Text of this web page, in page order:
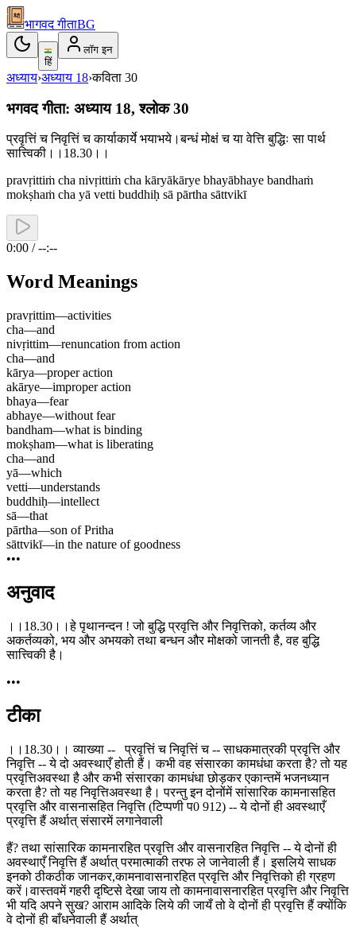
भागवद गीताBG
हिं
लॉग इन
अध्याय›अध्याय 18›कविता 30
भगवद गीता: अध्याय 18, श्लोक 30
प्रवृत्तिं च निवृत्तिं च कार्याकार्ये भयाभये।बन्धं मोक्षं च या वेत्ति बुद्धिः सा पार्थ
सात्त्विकी।।18.30।।
pravṛittiṁ cha nivṛittiṁ cha kāryākārye bhayābhaye bandhaṁ
mokṣhaṁ cha yā vetti buddhiḥ sā pārtha sāttvikī
0:00 / --:--
Word Meanings
pravṛittim—activities
cha—and
nivṛittim—renuncation from action
cha—and
kārya—proper action
akārye—improper action
bhaya—fear
abhaye—without fear
bandham—what is binding
mokṣham—what is liberating
cha—and
yā—which
vetti—understands
buddhiḥ—intellect
sā—that
pārtha—son of Pritha
sāttvikī—in the nature of goodness
•••
अनुवाद
।।18.30।।हे पृथानन्दन ! जो बुद्धि प्रवृत्ति और निवृत्तिको, कर्तव्य और
अकर्तव्यको, भय और अभयको तथा बन्धन और मोक्षको जानती है, वह बुद्धि
सात्त्विकी है।
•••
टीका
।।18.30।। व्याख्या -- प्रवृत्तिं च निवृत्तिं च -- साधकमात्रकी प्रवृत्ति और
निवृत्ति -- ये दो अवस्थाएँ होती हैं। कभी वह संसारका कामधंधा करता है? तो यह
प्रवृत्तिअवस्था है और कभी संसारका कामधंधा छोड़कर एकान्तमें भजनध्यान
करता है? तो यह निवृत्तिअवस्था है। परन्तु इन दोनोंमें सांसारिक कामनासहित
प्रवृत्ति और वासनासहित निवृत्ति (टिप्पणी प0 912) -- ये दोनों ही अवस्थाएँ
प्रवृत्ति हैं अर्थात् संसारमें लगानेवाली
हैं? तथा सांसारिक कामनारहित प्रवृत्ति और वासनारहित निवृत्ति -- ये दोनों ही
अवस्थाएँ निवृत्ति हैं अर्थात् परमात्माकी तरफ ले जानेवाली हैं। इसलिये साधक
इनको ठीकठीक जानकर,कामनावासनारहित प्रवृत्ति और निवृत्तिको ही ग्रहण
करें।वास्तवमें गहरी दृष्टिसे देखा जाय तो कामनावासनारहित प्रवृत्ति और निवृत्ति
भी यदि अपने सुख? आराम आदिके लिये की जायँ तो वे दोनों ही प्रवृत्ति हैं क्योंकि
वे दोनों ही बाँधनेवाली हैं अर्थात्